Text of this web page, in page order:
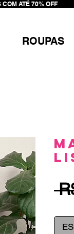
ATÉ 70% OFF
ROUPAS